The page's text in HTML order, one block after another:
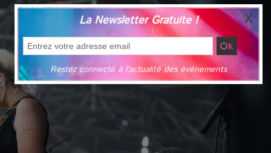
La Newsletter Gratuite !
Restez connecté à l'actualité des événements